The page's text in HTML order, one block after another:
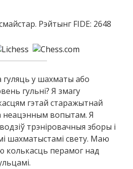
Рэйтынг FIDE: 2648
у шахматы або
гульні? Я змагу
гэтай старажытнай
неацэнным вопытам. Я
трэніровачныя зборы і
шахматыстамі свету. Маю
колькасць перамог над